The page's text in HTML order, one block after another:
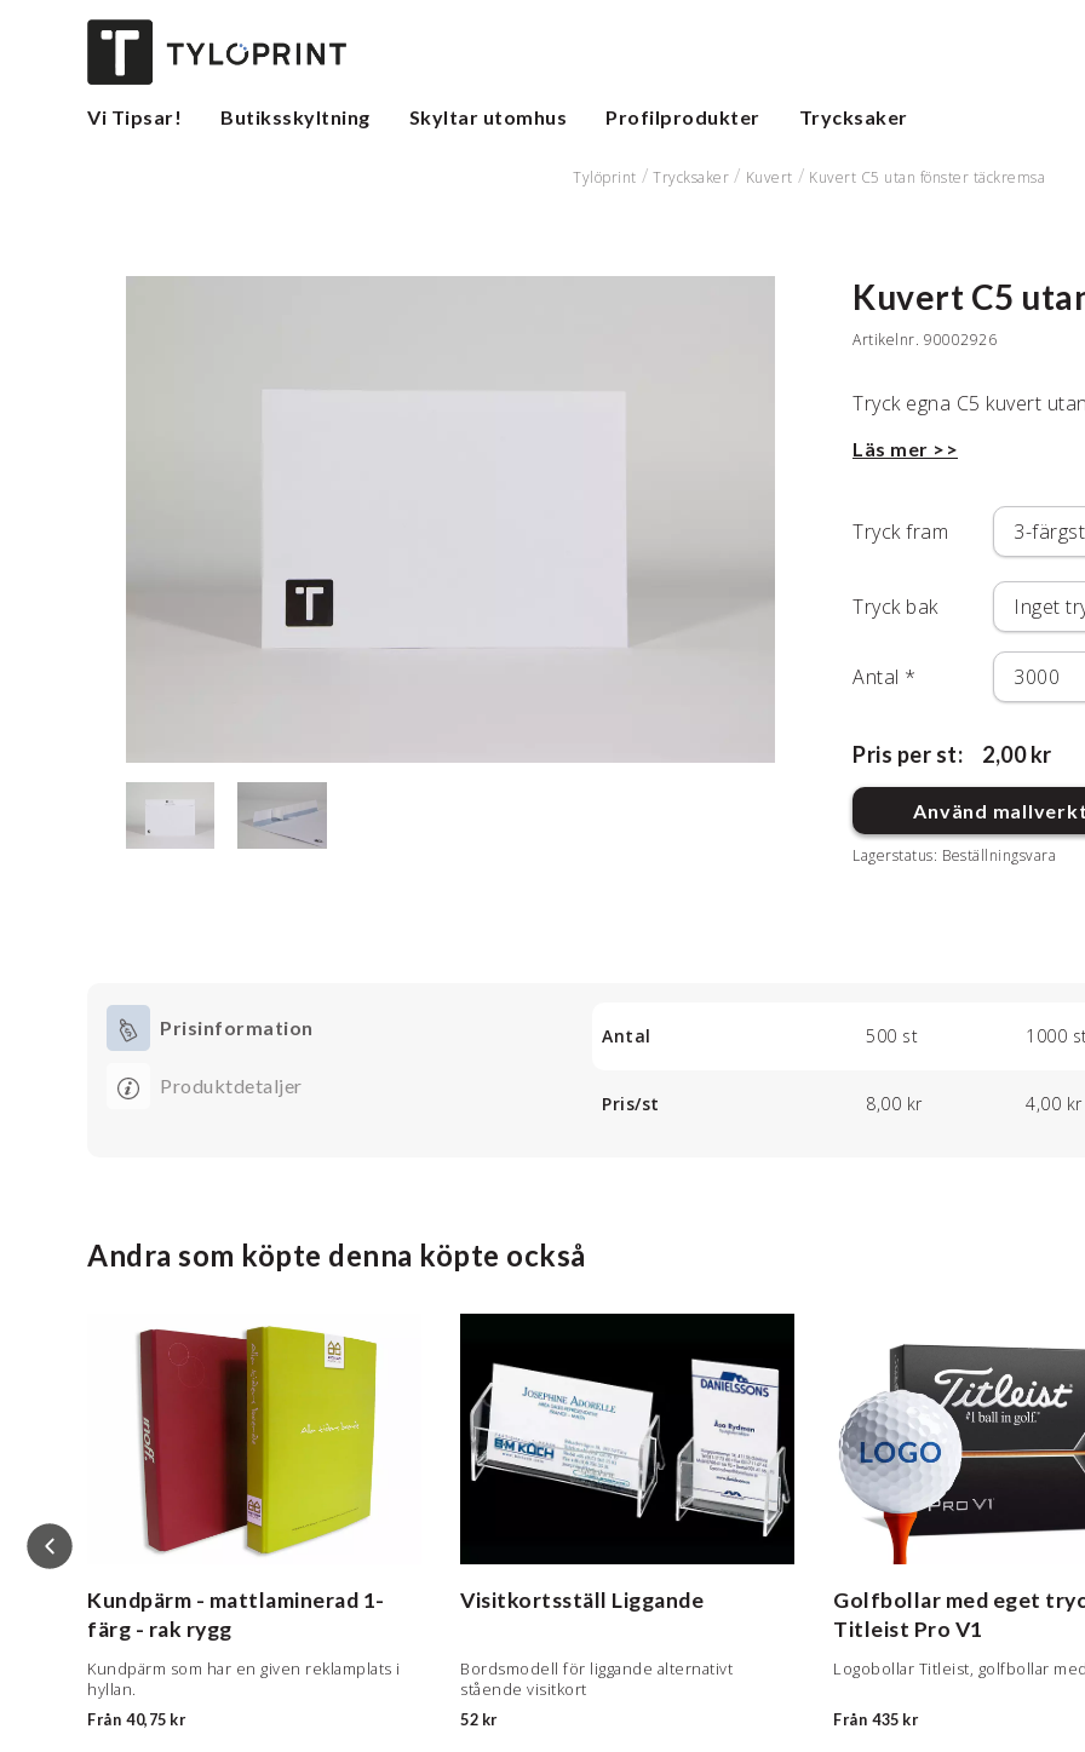
Vi Tipsar! Butiksskyltning Skyltar utomhus Profilprodukter Trycksaker
Tylöprint Trycksaker Kuvert Kuvert C5 utan fönster täckremsa
Kuvert C5
Artikelnr. 90002926
Tryck egna C5 kuvert
Läs mer >>
Tryck fram
Tryck bak
Antal *
Pris per st: 2,00 kr
Använd
Lagerstatus: Beställningsvara
Prisinformation
Produktdetaljer
Antal 500 st 1000
Pris/st 8,00 kr 4,00 kr
Andra som köpte denna köpte också
Kundpärm - mattlaminerad 1-
färg - rak rygg
Kundpärm som har en given reklamplats i
hyllan.
Från 40,75 kr
Visitkortsställ Liggande
Bordsmodell för liggande alternativt
stående visitkort
52 kr
Golfbollar med eget
Titleist Pro V1
Logobollar Titleist, golfbollar
Från 435 kr